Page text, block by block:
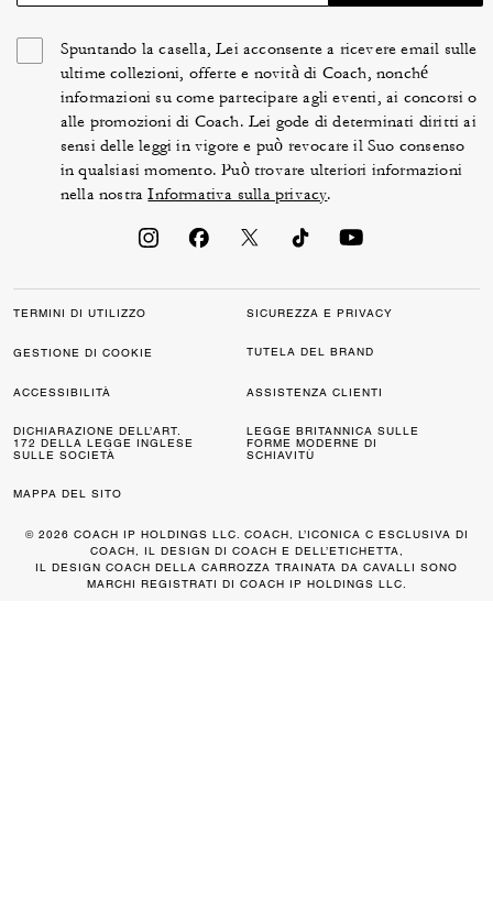
Spuntando la casella, Lei acconsente a ricevere email sulle
ultime collezioni, offerte e novità di Coach, nonché
informazioni su come partecipare agli eventi, ai concorsi o
alle promozioni di Coach. Lei gode di determinati diritti ai
sensi delle leggi in vigore e può revocare il Suo consenso
in qualsiasi momento. Può trovare ulteriori informazioni
nella nostraInformativa sulla privacy.
TERMINI DI UTILIZZO SICUREZZA E PRIVACY
GESTIONE DI COOKIE TUTELA DEL BRAND
ACCESSIBILITÀ ASSISTENZA CLIENTI
DICHIARAZIONE DELL’ART.
172 DELLA LEGGE INGLESE
SULLE SOCIETÀ
LEGGE BRITANNICA SULLE
FORME MODERNE DI
SCHIAVITÙ
MAPPA DEL SITO
© 2026 COACH IP HOLDINGS LLC. COACH, L’ICONICA C ESCLUSIVA DI
COACH, IL DESIGN DI COACH E DELL’ETICHETTA,
IL DESIGN COACH DELLA CARROZZA TRAINATA DA CAVALLI SONO
MARCHI REGISTRATI DI COACH IP HOLDINGS LLC.